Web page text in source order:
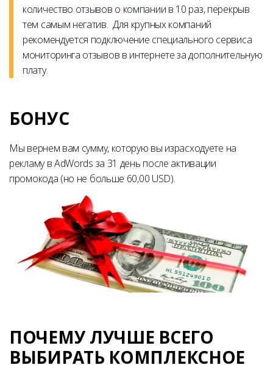
количество отзывов о компании в 10 раз, перекрыв
тем самым негатив. Для крупных компаний
рекомендуется подключение специального сервиса
мониторинга отзывов в интернете за дополнительную
плату.
БОНУС
Мы вернем вам сумму, которую вы израсходуете на
рекламу в AdWords за 31 день после активации
промокода (но не больше 60,00 USD).
ПОЧЕМУ ЛУЧШЕ ВСЕГО
ВЫБИРАТЬ КОМПЛЕКСНОЕ